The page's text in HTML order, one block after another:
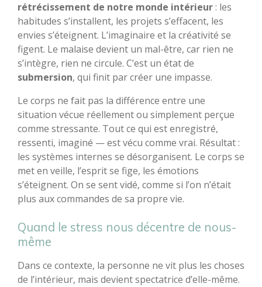
rétrécissement de notre monde intérieur: les
habitudes s’installent, les projets s’effacent, les
envies s’éteignent. L’imaginaire et la créativité se
figent. Le malaise devient un mal-être, car rien ne
s’intègre, rien ne circule. C’est un état de
submersion, qui finit par créer une impasse.
Le corps ne fait pas la différence entre une
situation vécue réellement ou simplement perçue
comme stressante. Tout ce qui est enregistré,
ressenti, imaginé — est vécu comme vrai. Résultat :
les systèmes internes se désorganisent. Le corps se
met en veille, l’esprit se fige, les émotions
s’éteignent. On se sent vidé, comme si l’on n’était
plus aux commandes de sa propre vie.
Quand le stress nous décentre de nous-
même
Dans ce contexte, la personne ne vit plus les choses
de l’intérieur, mais devient spectatrice d’elle-même.